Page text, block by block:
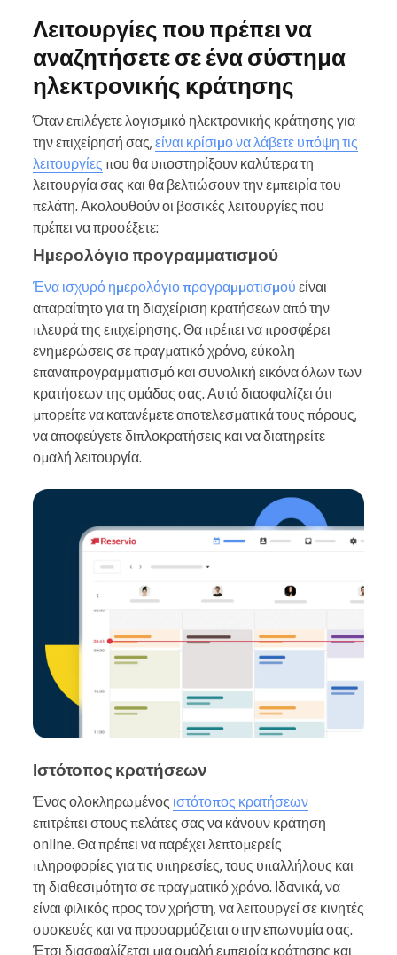
Λειτουργίες που πρέπει να
αναζητήσετε σε ένα σύστημα
ηλεκτρονικής κράτησης
Όταν επιλέγετε λογισμικό ηλεκτρονικής κράτησης για
την επιχείρησή σας, είναι κρίσιμο να λάβετε υπόψη τις
λειτουργίες που θα υποστηρίξουν καλύτερα τη
λειτουργία σας και θα βελτιώσουν την εμπειρία του
πελάτη. Ακολουθούν οι βασικές λειτουργίες που
πρέπει να προσέξετε:
Ημερολόγιο προγραμματισμού
Ένα ισχυρό ημερολόγιο προγραμματισμού είναι
απαραίτητο για τη διαχείριση κρατήσεων από την
πλευρά της επιχείρησης. Θα πρέπει να προσφέρει
ενημερώσεις σε πραγματικό χρόνο, εύκολη
επαναπρογραμματισμό και συνολική εικόνα όλων των
κρατήσεων της ομάδας σας. Αυτό διασφαλίζει ότι
μπορείτε να κατανέμετε αποτελεσματικά τους πόρους,
να αποφεύγετε διπλοκρατήσεις και να διατηρείτε
ομαλή λειτουργία.
Ιστότοπος κρατήσεων
Ένας ολοκληρωμένος ιστότοπος κρατήσεων
επιτρέπει στους πελάτες σας να κάνουν κράτηση
online. Θα πρέπει να παρέχει λεπτομερείς
πληροφορίες για τις υπηρεσίες, τους υπαλλήλους και
τη διαθεσιμότητα σε πραγματικό χρόνο. Ιδανικά, να
είναι φιλικός προς τον χρήστη, να λειτουργεί σε κινητές
συσκευές και να προσαρμόζεται στην επωνυμία σας.
Έτσι διασφαλίζεται μια ομαλή εμπειρία κράτησης και